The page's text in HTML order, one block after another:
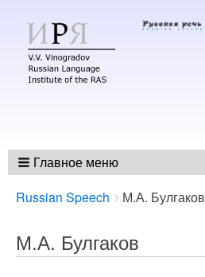
Главное меню
Breadcrumbs
You
here:
Russian Speech М.А. Булгаков
М.А. Булгаков